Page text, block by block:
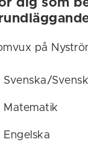
dig som
på
Svenska/
Matematik
Engelska